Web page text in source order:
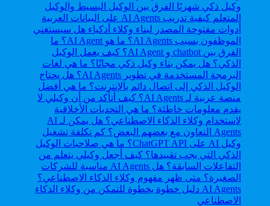
AI Agents دليل خطوة بخطوة للتمكن من وكلاء الذكاء
الاصطناعي